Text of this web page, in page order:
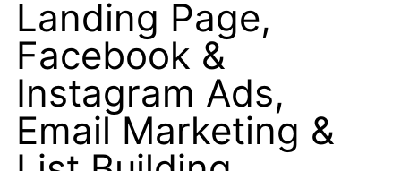
Landing Page,
Facebook &
Instagram Ads,
Email Marketing &